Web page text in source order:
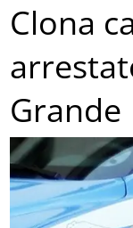
Clona
Grande